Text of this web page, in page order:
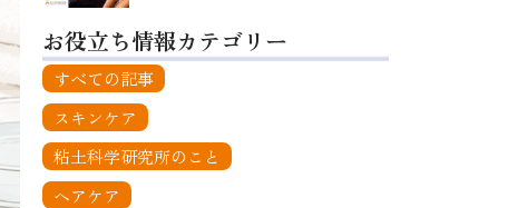
お役立ち情報カテゴリー
すべての記事
スキンケア
粘土科学研究所のこと
ヘアケア